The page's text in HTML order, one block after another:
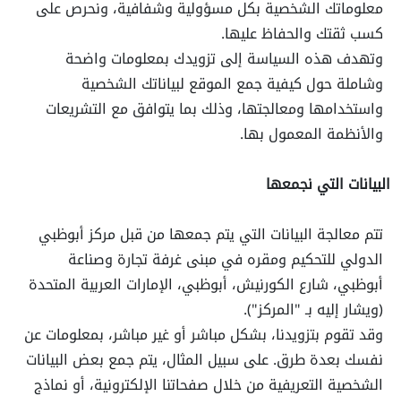
معلوماتك الشخصية بكل مسؤولية وشفافية، ونحرص على
كسب ثقتك والحفاظ عليها.
وتهدف هذه السياسة إلى تزويدك بمعلومات واضحة
وشاملة حول كيفية جمع الموقع لبياناتك الشخصية
واستخدامها ومعالجتها، وذلك بما يتوافق مع التشريعات
والأنظمة المعمول بها.
البيانات التي نجمعها
تتم معالجة البيانات التي يتم جمعها من قبل مركز أبوظبي
الدولي للتحكيم ومقره في مبنى غرفة تجارة وصناعة
أبوظبي، شارع الكورنيش، أبوظبي، الإمارات العربية المتحدة
(ويشار إليه بـ "المركز").
وقد تقوم بتزويدنا، بشكل مباشر أو غير مباشر، بمعلومات عن
نفسك بعدة طرق. على سبيل المثال، يتم جمع بعض البيانات
الشخصية التعريفية من خلال صفحاتنا الإلكترونية، أو نماذج